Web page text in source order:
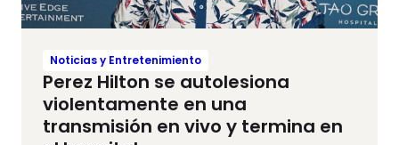
Noticias y Entretenimiento
Perez Hilton se autolesiona
violentamente en una
transmisión en vivo y termina en